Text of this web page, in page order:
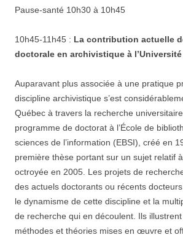
Pause-santé 10h30 à 10h45
10h45-11h45 : La contribution actuelle
doctorale en archivistique à
Auparavant plus associée à une pratique
discipline archivistique s’est
Québec à travers la recherche
programme de doctorat à l’École de
sciences de l’information (EBSI), créé en
première thèse portant sur un sujet relatif
octroyée en 2005. Les projets de
des actuels doctorants ou récents docteurs
le dynamisme de cette discipline et la
de recherche qui en découlent. Ils
méthodes et théories mises en œuvre et